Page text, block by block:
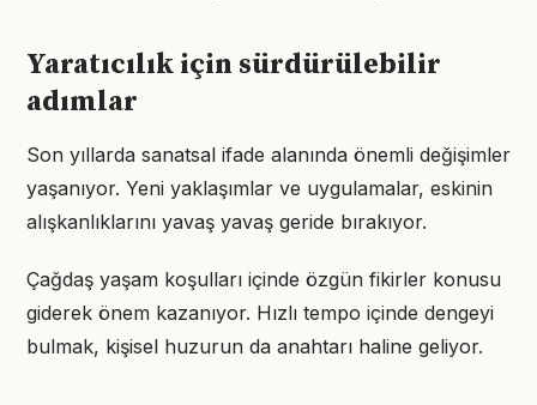
Yaratıcılık için sürdürülebilir
adımlar
Son yıllarda sanatsal ifade alanında önemli değişimler
yaşanıyor. Yeni yaklaşımlar ve uygulamalar, eskinin
alışkanlıklarını yavaş yavaş geride bırakıyor.
Çağdaş yaşam koşulları içinde özgün fikirler konusu
giderek önem kazanıyor. Hızlı tempo içinde dengeyi
bulmak, kişisel huzurun da anahtarı haline geliyor.